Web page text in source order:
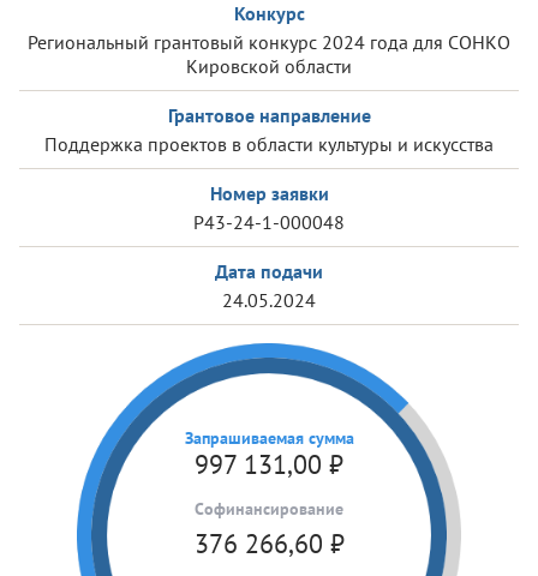
Конкурс
Региональный грантовый конкурс 2024 года для СОНКО
Кировской области
Грантовое направление
Поддержка проектов в области культуры и искусства
Номер заявки
Р43-24-1-000048
Дата подачи
24.05.2024
Запрашиваемая сумма
997 131,00 ₽
Cофинансирование
376 266,60 ₽